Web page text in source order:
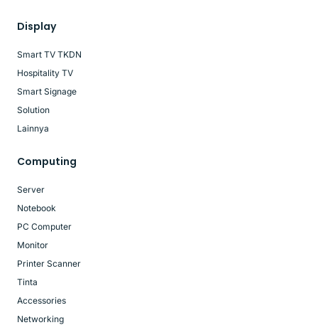
Display
Smart TV TKDN
Hospitality TV
Smart Signage
Solution
Lainnya
Computing
Server
Notebook
PC Computer
Monitor
Printer Scanner
Tinta
Accessories
Networking